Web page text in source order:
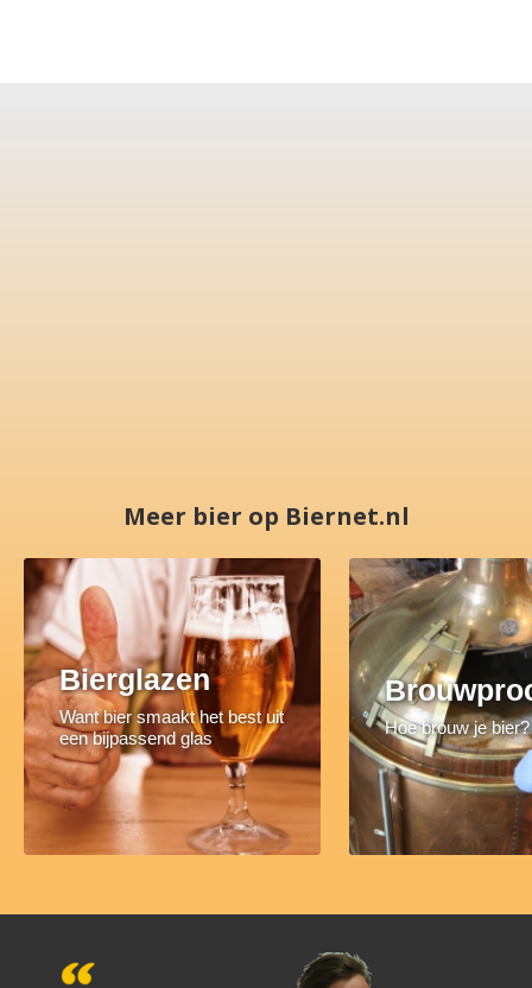
Meer bier op Biernet.nl
Bierglazen
Want bier smaakt het best uit
een bijpassend glas
Hoe brouw je bier?